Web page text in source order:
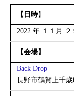
【日時】
2022 年 １１月
【会場】
Back Drop
長野市鶴賀上千歳